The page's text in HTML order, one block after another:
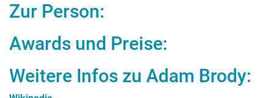
Zur Person:
Awards und Preise:
Weitere Infos zu Adam Brody: